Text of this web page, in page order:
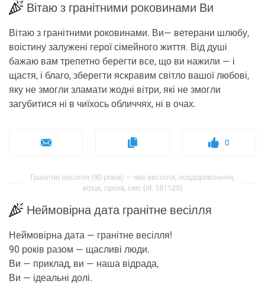
Вітаю з гранітними роковинами Ви
Вітаю з гранітними роковинами. Ви— ветерани шлюбу,
воістину залужені герої сімейного життя. Від душі
бажаю вам трепетно ​​берегти все, що ви нажили — і
щастя, і благо, зберегти яскравим світло вашої любові,
яку не змогли зламати жодні вітри, які не змогли
загубитися ні в чиїхось обличчях, ні в очах.
0
Гранітне весілля (90 років) — яке весілля, поздоровлення,
вірші, проза, смс (id: 181125)
Неймовірна дата гранітне весілля
Неймовірна дата — гранітне весілля!
90 років разом — щасливі люди.
Ви — приклад, ви — наша відрада,
Ви — ідеальні долі.